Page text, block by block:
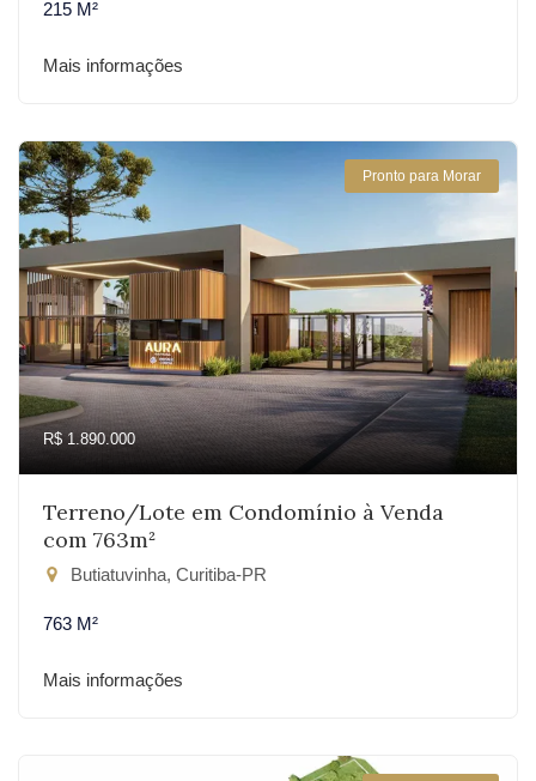
215 M²
Mais informações
Pronto para Morar
R$ 1.890.000
Terreno/Lote em Condomínio à Venda
com 763m²
Butiatuvinha, Curitiba-PR
763 M²
Mais informações